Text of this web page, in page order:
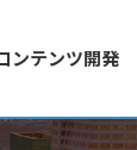
ンテンツ開発